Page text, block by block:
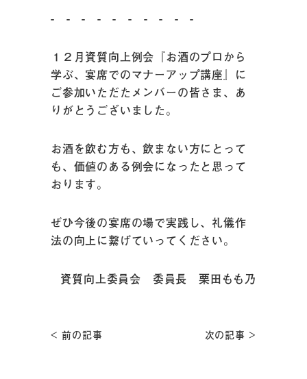
- - - - - - - - - -
１２月資質向上例会『お酒のプロから
学ぶ、宴席でのマナーアップ講座』に
ご参加いただたメンバーの皆さま、あ
りがとうございました。
お酒を飲む方も、飲まない方にとって
も、価値のある例会になったと思って
おります。
ぜひ今後の宴席の場で実践し、礼儀作
法の向上に繋げていってください。
資質向上委員会 委員長 栗田もも乃
< 前の記事 次の記事 >